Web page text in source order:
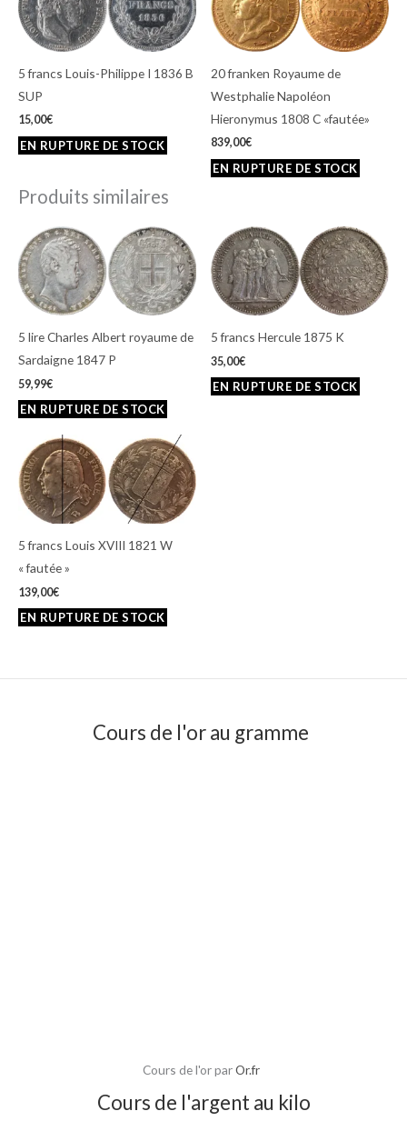
5 francs Louis-Philippe I 1836 B
SUP
15,00€
20 franken Royaume de
Westphalie Napoléon
Hieronymus 1808 C «fautée»
839,00€
Produits similaires
5 lire Charles Albert royaume de
Sardaigne 1847 P
59,99€
5 francs Hercule 1875 K
35,00€
5 francs Louis XVIII 1821 W
« fautée »
139,00€
Cours de l'or au gramme
Cours de l'or parOr.fr
Cours de l'argent au kilo